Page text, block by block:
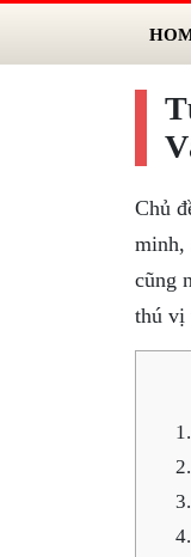
Chủ
minh,
cũng
thú vị